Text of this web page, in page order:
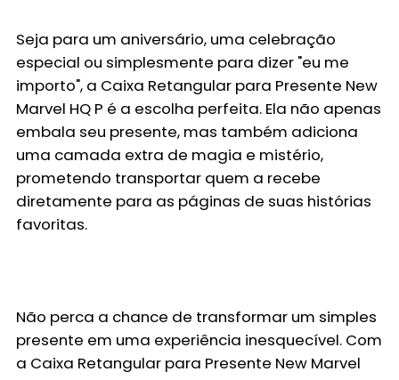
Seja para um aniversário, uma celebração
especial ou simplesmente para dizer "eu me
importo", a Caixa Retangular para Presente New
Marvel HQ P é a escolha perfeita. Ela não apenas
embala seu presente, mas também adiciona
uma camada extra de magia e mistério,
prometendo transportar quem a recebe
diretamente para as páginas de suas histórias
favoritas.
Não perca a chance de transformar um simples
presente em uma experiência inesquecível. Com
a Caixa Retangular para Presente New Marvel